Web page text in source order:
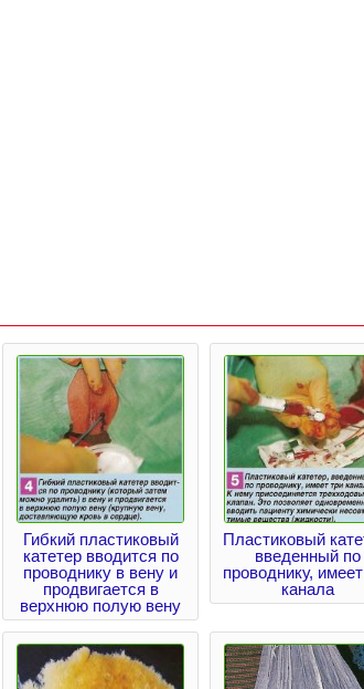
Гибкий пластиковый
катетер вводится по
проводнику в вену и
продвигается в
верхнюю полую вену
Пластиковый
введенный по
проводнику,
канала